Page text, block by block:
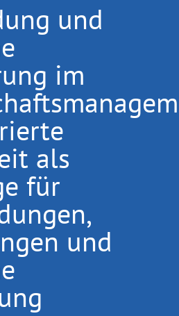
und
im
als
für
und